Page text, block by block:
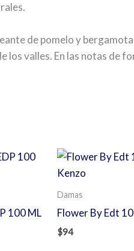
de pomelo y
valles. En las notas de
100 ML
Damas
Flower By Edt
$94